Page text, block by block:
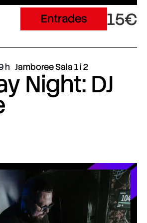
Entrades 15€
Jamboree Sala 1 i 2
Night: DJ